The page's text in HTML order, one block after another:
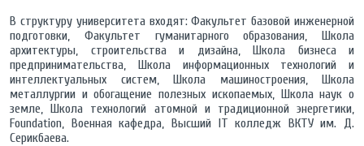
В структуру университета входят: Факультет базовой инженерной
подготовки, Факультет гуманитарного образования, Школа
архитектуры, строительства и дизайна, Школа бизнеса и
предпринимательства, Школа информационных технологий и
интеллектуальных систем, Школа машиностроения, Школа
металлургии и обогащение полезных ископаемых, Школа наук о
земле, Школа технологий атомной и традиционной энергетики,
Foundation, Военная кафедра, Высший IT колледж ВКТУ им. Д.
Серикбаева.